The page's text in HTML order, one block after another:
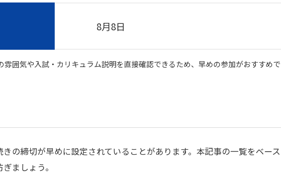
8月8日
囲気や入試・カリキュラム説明を直接確認できるため、早めの参加がおすすめで
の締切が早めに設定されていることがあります。本記事の一覧をベー
ましょう。